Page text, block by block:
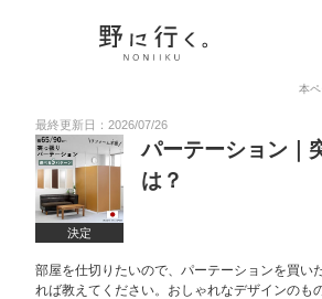
本
最終更新日：2026/07/26
決定
パーテーション｜
は？
部屋を仕切りたいので、パーテーションを買
れば教えてください。おしゃれなデザインのも